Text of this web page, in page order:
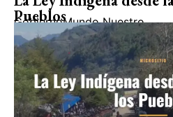
Pueblos
GobiernoMundo Nuestro